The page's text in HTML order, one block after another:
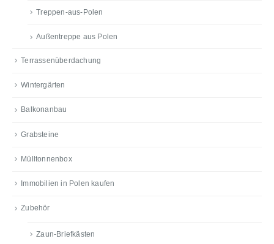
Treppen-aus-Polen
Außentreppe aus Polen
Terrassenüberdachung
Wintergärten
Balkonanbau
Grabsteine
Mülltonnenbox
Immobilien in Polen kaufen
Zubehör
Zaun-Briefkästen